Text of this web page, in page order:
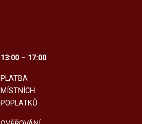
13:00 – 17:00
PLATBA
MÍSTNÍCH
POPLATKŮ